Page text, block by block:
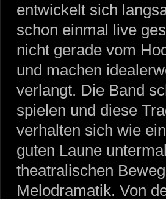
entwickelt sich
schon einmal live
nicht gerade vom
und machen
verlangt. Die Band
spielen und diese
verhalten sich wie
guten Laune
theatralischen
Melodramatik. Von